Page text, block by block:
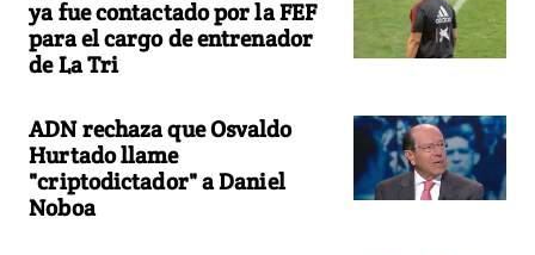
ya fue contactado por la FEF
para el cargo de entrenador
de La Tri
ADN rechaza que Osvaldo
Hurtado llame
"criptodictador" a Daniel
Noboa